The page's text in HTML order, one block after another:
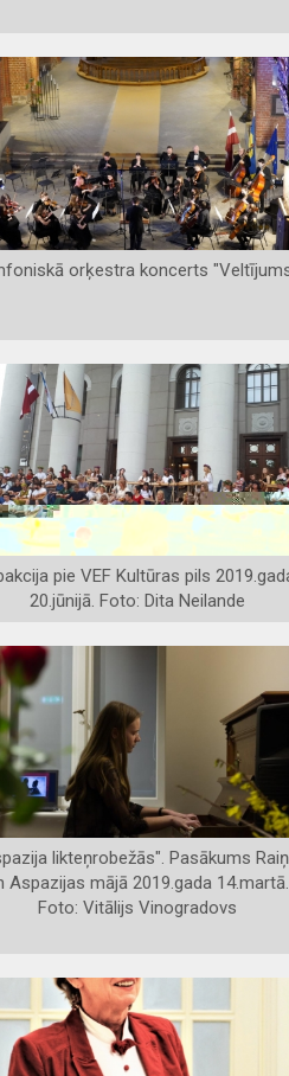
orķestra koncerts
pie VEF Kultūras pils
20.jūnijā. Foto: Dita Neilande
likteņrobežās". Pasākums
Aspazijas mājā 2019.gada 14.martā.
Foto: Vitālijs Vinogradovs